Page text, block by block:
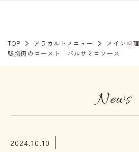
TOP アラカルトメニュー
メイン料理
鴨胸肉のロースト バルサミコソース
News
2024.10.10